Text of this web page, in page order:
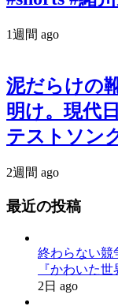
1週間 ago
泥だらけの
明け。現代
テストソン
2週間 ago
最近の投稿
終わらない競
『かわいた世
2日 ago